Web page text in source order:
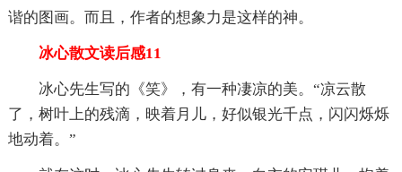
谐的图画。而且，作者的想象力是这样的神。
冰心散文读后感11
冰心先生写的《笑》，有一种凄凉的美。“凉云散
了，树叶上的残滴，映着月儿，好似银光千点，闪闪烁烁
地动着。”